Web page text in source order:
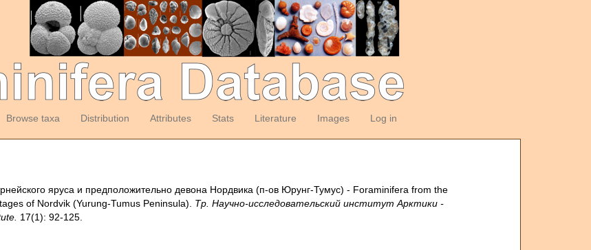
Browse taxa Distribution Attributes Stats Literature Images Log in
яруса и предположительно девона Нордвика (п-ов Юрунг-Тумус) - Foraminifera from the
of Nordvik (Yurung-Tumus Peninsula). Тр. Научно-исследовательский институт Арктики -
17(1): 92-125.